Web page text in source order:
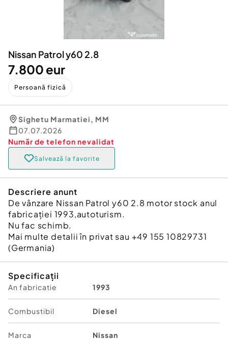
Afaceri și echipamente profesionale
Inchiriere Bunuri si Vehicule
Utilaje agricole si industriale
Piese auto si accesorii
Nissan Patrol y60 2.8
7.800 eur
Persoană fizică
Sighetu Marmatiei, MM
07.07.2026
Număr de telefon nevalidat
Salvează la favorite
Descriere anunt
De vânzare Nissan Patrol y60 2.8 motor stock anul
fabricației 1993,autoturism.
Nu fac schimb.
Mai multe detalii în privat sau +49 155 10829731
(Germania)
Specificații
An fabricatie 1993
Combustibil Diesel
Marca Nissan